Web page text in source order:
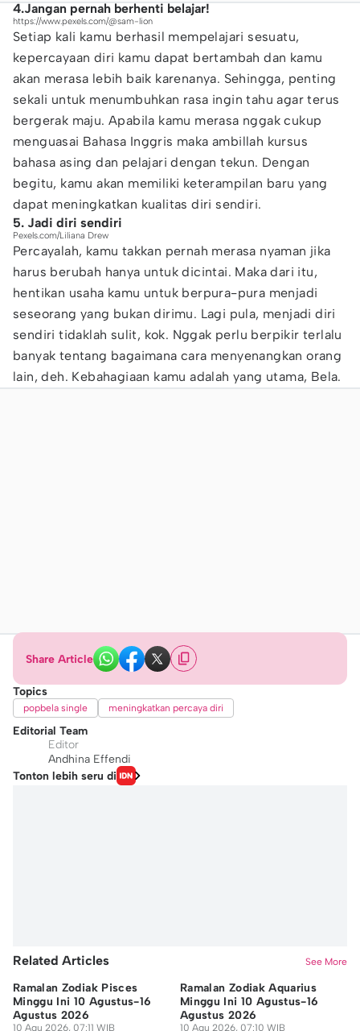
4.Jangan pernah berhenti belajar!
https://www.pexels.com/@sam-lion
Setiap kali kamu berhasil mempelajari sesuatu,
kepercayaan diri kamu dapat bertambah dan kamu
akan merasa lebih baik karenanya. Sehingga, penting
sekali untuk menumbuhkan rasa ingin tahu agar terus
bergerak maju. Apabila kamu merasa nggak cukup
menguasai Bahasa Inggris maka ambillah kursus
bahasa asing dan pelajari dengan tekun. Dengan
begitu, kamu akan memiliki keterampilan baru yang
dapat meningkatkan kualitas diri sendiri.
5. Jadi diri sendiri
Pexels.com/Liliana Drew
Percayalah, kamu takkan pernah merasa nyaman jika
harus berubah hanya untuk dicintai. Maka dari itu,
hentikan usaha kamu untuk berpura-pura menjadi
seseorang yang bukan dirimu. Lagi pula, menjadi diri
sendiri tidaklah sulit, kok. Nggak perlu berpikir terlalu
banyak tentang bagaimana cara menyenangkan orang
lain, deh. Kebahagiaan kamu adalah yang utama, Bela.
Share Article
Topics
popbela single meningkatkan percaya diri
Editorial Team
Editor
Andhina Effendi
Tonton lebih seru di
Related Articles See More
Ramalan Zodiak Pisces
Minggu Ini 10 Agustus-16
Agustus 2026
10 Agu 2026, 07:11 WIB
Ramalan Zodiak Aquarius
Minggu Ini 10 Agustus-16
Agustus 2026
10 Agu 2026, 07:10 WIB